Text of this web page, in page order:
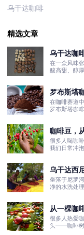
乌干达咖啡
精选文章
乌干达咖
粮豆
在一众风味
酸高甜、醇
罗布斯塔
在咖啡赛道
罗布斯塔咖
咖啡豆，
很多人喝咖
我们日常冲
乌干达西
坐落于尼罗
净的水洗处
从一棵咖
全过程
很多人热爱
头——咖啡树